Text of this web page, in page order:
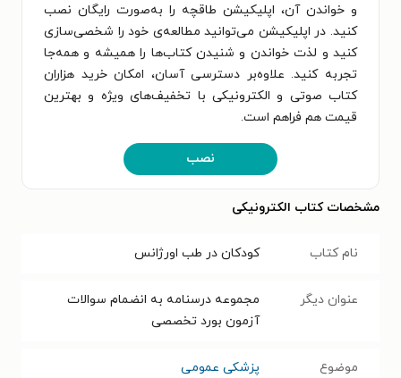
و خواندن آن، اپلیکیشن طاقچه را به‌صورت رایگان نصب
کنید. در اپلیکیشن می‌توانید مطالعه‌ی خود را شخصی‌سازی
کنید و لذت خواندن و شنیدن کتاب‌ها را همیشه و همه‌جا
تجربه کنید. علاوه‌بر دسترسی آسان، امکان خرید هزاران
کتاب صوتی و الکترونیکی با تخفیف‌های ویژه و بهترین
قیمت هم فراهم است.
نصب
مشخصات کتاب الکترونیکی
نام کتاب کودکان در طب اورژانس
عنوان دیگر
مجموعه درسنامه به انضمام سوالات
آزمون بورد تخصصی
موضوع پزشکی عمومی